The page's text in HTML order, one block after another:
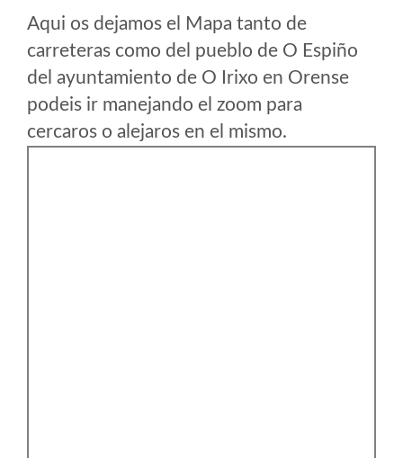
Aqui os dejamos el Mapa tanto de
carreteras como del pueblo de O Espiño
del ayuntamiento de O Irixo en Orense
podeis ir manejando el zoom para
cercaros o alejaros en el mismo.